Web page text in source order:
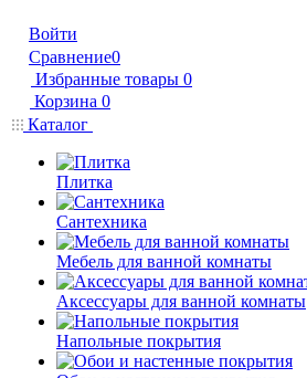
Войти
Сравнение0
Избранные товары 0
Корзина 0
Каталог
Плитка
Сантехника
Мебель для ванной комнаты
Аксессуары для ванной комнаты
Напольные покрытия